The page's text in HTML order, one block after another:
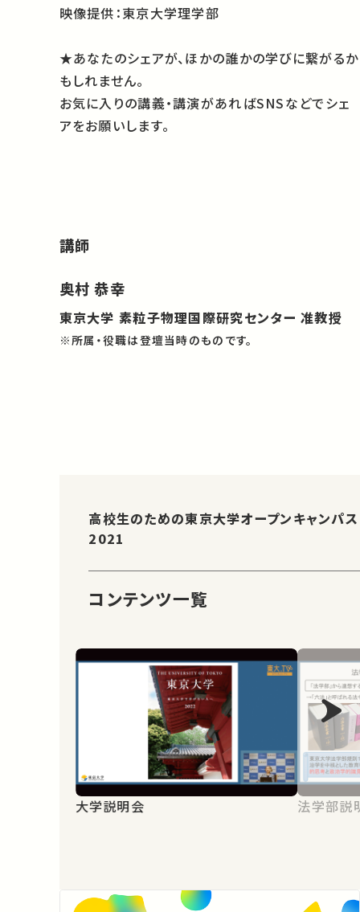
映像提供：東京大学理学部
★あなたのシェアが、ほかの誰かの学びに繋がるか
もしれません。
お気に入りの講義・講演があればSNSなどでシェ
アをお願いします。
講師
奥村 恭幸
東京大学 素粒子物理国際研究センター 准教授
※所属・役職は登壇当時のものです。
高校生のための東京大学オープンキャンパス
2021
コンテンツ一覧
大学説明会 法学部説